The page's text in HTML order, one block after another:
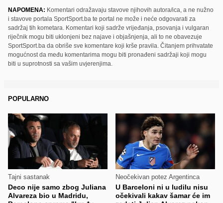
NAPOMENA: Komentari odražavaju stavove njihovih autora/ica, a ne nužno
i stavove portala SportSport.ba te portal ne može i neće odgovarati za
sadržaj tih kometara. Komentari koji sadrže vrijeđanja, psovanja i vulgaran
riječnik mogu biti uklonjeni bez najave i objašnjenja, ali to ne obavezuje
SportSport.ba da obriše sve komentare koji krše pravila. Čitanjem prihvatate
mogućnost da među komentarima mogu biti pronađeni sadržaji koji mogu
biti u suprotnosti sa vašim uvjerenjima.
POPULARNO
Tajni sastanak
Deco nije samo zbog Juliana
Alvareza bio u Madridu,
Neočekivan potez Argentinca
U Barceloni ni u ludilu nisu
očekivali kakav šamar će im